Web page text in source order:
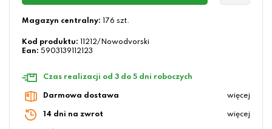
Magazyn centralny: 176 szt.
Kod produktu:
11212/Nowodvorski
Ean: 5903139112123
Czas realizacji od 3 do 5 dni roboczych
Darmowa dostawa więcej
14 dni na zwrot więcej